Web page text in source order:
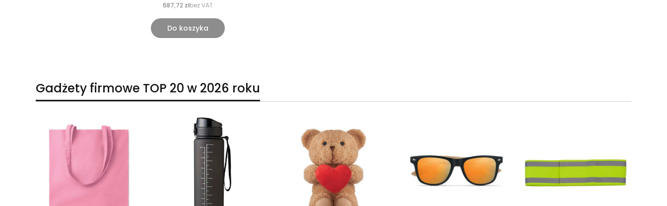
687,72 złbez VAT
Do koszyka
Gadżety firmowe TOP 20 w 2026 roku